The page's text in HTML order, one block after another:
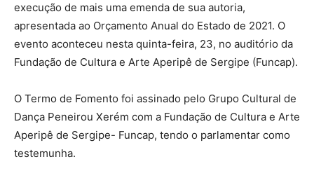
execução de mais uma emenda de sua autoria,
apresentada ao Orçamento Anual do Estado de 2021. O
evento aconteceu nesta quinta-feira, 23, no auditório da
Fundação de Cultura e Arte Aperipê de Sergipe (Funcap).
O Termo de Fomento foi assinado pelo Grupo Cultural de
Dança Peneirou Xerém com a Fundação de Cultura e Arte
Aperipê de Sergipe- Funcap, tendo o parlamentar como
testemunha.